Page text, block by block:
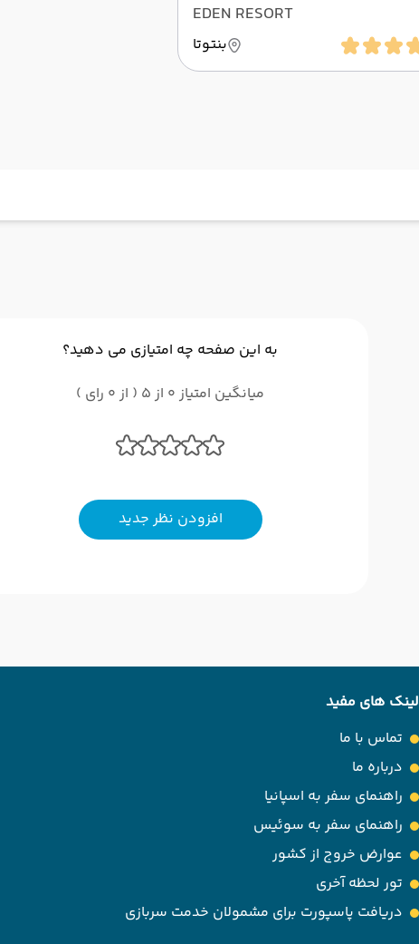
EDEN RESORT
بنتوتا
به این صفحه چه امتیازی می دهید؟
میانگین امتیاز 0 از 5 ( از 0 رای )
افزودن نظر جدید
لینک های مفید
تماس با ما
درباره ما
راهنمای سفر به اسپانیا
راهنمای سفر به سوئیس
عوارض خروج از کشور
تور لحظه آخری
دریافت پاسپورت برای مشمولان خدمت سربازی